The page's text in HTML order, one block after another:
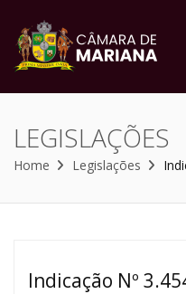
LEGISLAÇÕES
Home Legislações
Indicação Nº